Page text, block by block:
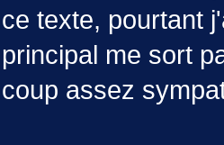
ce texte, pourtant
principal me sort
coup assez